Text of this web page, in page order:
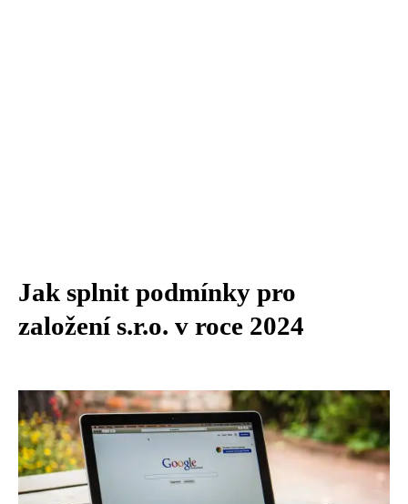
Jak splnit podmínky pro
založení s.r.o. v roce 2024